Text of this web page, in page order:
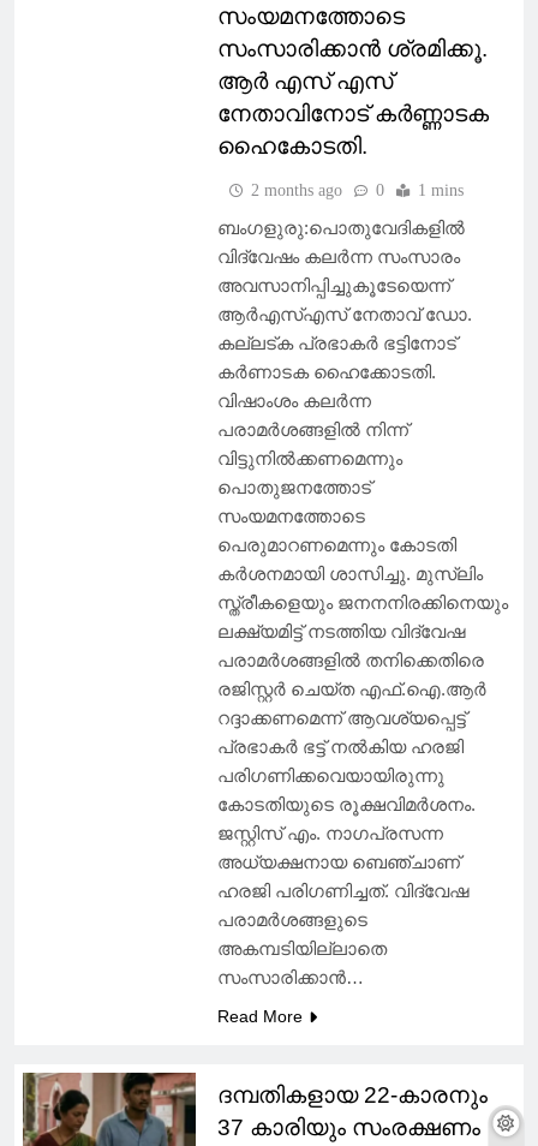
സംയമനത്തോടെ
സംസാരിക്കാൻ ശ്രമിക്കൂ.
ആർ എസ് എസ്
നേതാവിനോട് കർണ്ണാടക
ഹൈകോടതി.
2 months ago 0 1 mins
ബംഗളുരു:പൊതുവേദികളിൽ
വിദ്വേഷം കലർന്ന സംസാരം
അവസാനിപ്പിച്ചുകൂടേയെന്ന്
ആർഎസ്എസ് നേതാവ് ഡോ.
കല്ലട്ക പ്രഭാകർ ഭട്ടിനോട്
കർണാടക ഹൈക്കോടതി.
വിഷാംശം കലർന്ന
പരാമർശങ്ങളിൽ നിന്ന്
വിട്ടുനിൽക്കണമെന്നും
പൊതുജനത്തോട്
സംയമനത്തോടെ
പെരുമാറണമെന്നും കോടതി
കർശനമായി ശാസിച്ചു. മുസ്‌ലിം
സ്ത്രീകളെയും ജനനനിരക്കിനെയും
ലക്ഷ്യമിട്ട് നടത്തിയ വിദ്വേഷ
പരാമർശങ്ങളിൽ തനിക്കെതിരെ
രജിസ്റ്റർ ചെയ്ത എഫ്.ഐ.ആർ
റദ്ദാക്കണമെന്ന് ആവശ്യപ്പെട്ട്
പ്രഭാകർ ഭട്ട് നൽകിയ ഹരജി
പരിഗണിക്കവെയായിരുന്നു
കോടതിയുടെ രൂക്ഷവിമർശനം.
ജസ്റ്റിസ് എം. നാഗപ്രസന്ന
അധ്യക്ഷനായ ബെഞ്ചാണ്
ഹരജി പരിഗണിച്ചത്. വിദ്വേഷ
പരാമർശങ്ങളുടെ
അകമ്പടിയില്ലാതെ
സംസാരിക്കാൻ…
Read More
ദമ്പതികളായ 22-കാരനും
37 കാരിയും സംരക്ഷണം